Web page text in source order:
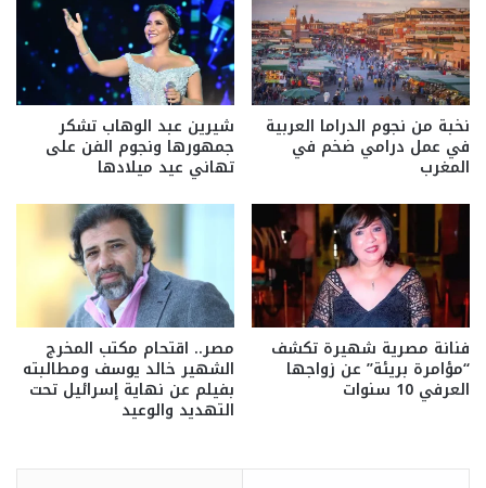
نخبة من نجوم الدراما العربية
في عمل درامي ضخم في
المغرب
شيرين عبد الوهاب تشكر
جمهورها ونجوم الفن على
تهاني عيد ميلادها
فنانة مصرية شهيرة تكشف
“مؤامرة بريئة” عن زواجها
العرفي 10 سنوات
مصر.. اقتحام مكتب المخرج
الشهير خالد يوسف ومطالبته
بفيلم عن نهاية إسرائيل تحت
التهديد والوعيد